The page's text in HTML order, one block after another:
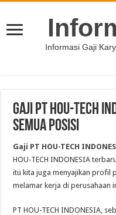
Informasi Gaji
Gaji PT HOU-TECH
Semua Posisi
Gaji PT HOU-TECH
HOU-TECH INDONESIA
itu kita juga menyajikan profil
melamar kerja di perusahaan
PT HOU-TECH INDONESIA,